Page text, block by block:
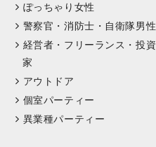
ぽっちゃり女性
警察官・消防士・自衛隊男性
経営者・フリーランス・投資
家
アウトドア
個室パーティー
異業種パーティー